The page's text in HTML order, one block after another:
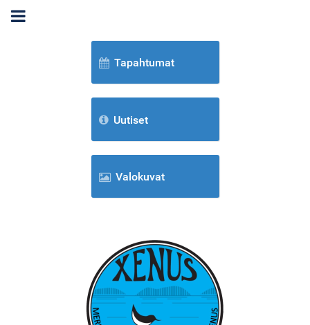
Tapahtumat
Uutiset
Valokuvat